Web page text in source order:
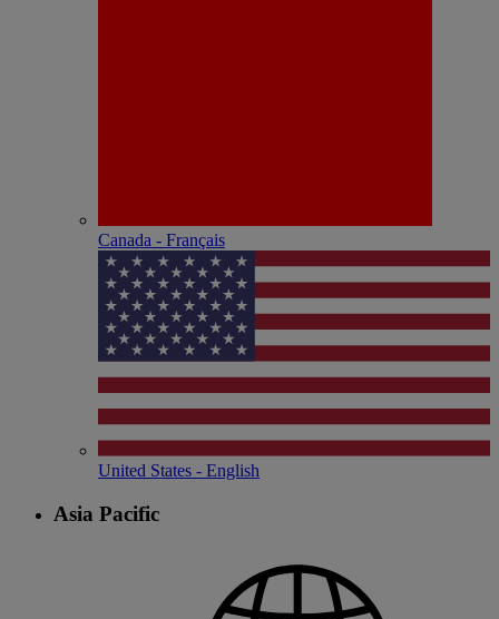
Canada - Français
United States - English
Asia Pacific